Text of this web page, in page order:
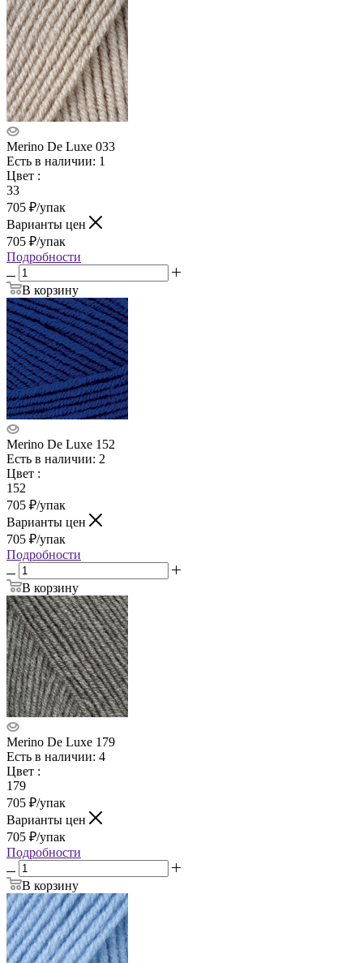
Merino De Luxe 033
Есть в наличии: 1
Цвет :
33
705 ₽/упак
Варианты цен
705 ₽/упак
Подробности
В корзину
Merino De Luxe 152
Есть в наличии: 2
Цвет :
152
705 ₽/упак
Варианты цен
705 ₽/упак
Подробности
В корзину
Merino De Luxe 179
Есть в наличии: 4
Цвет :
179
705 ₽/упак
Варианты цен
705 ₽/упак
Подробности
В корзину